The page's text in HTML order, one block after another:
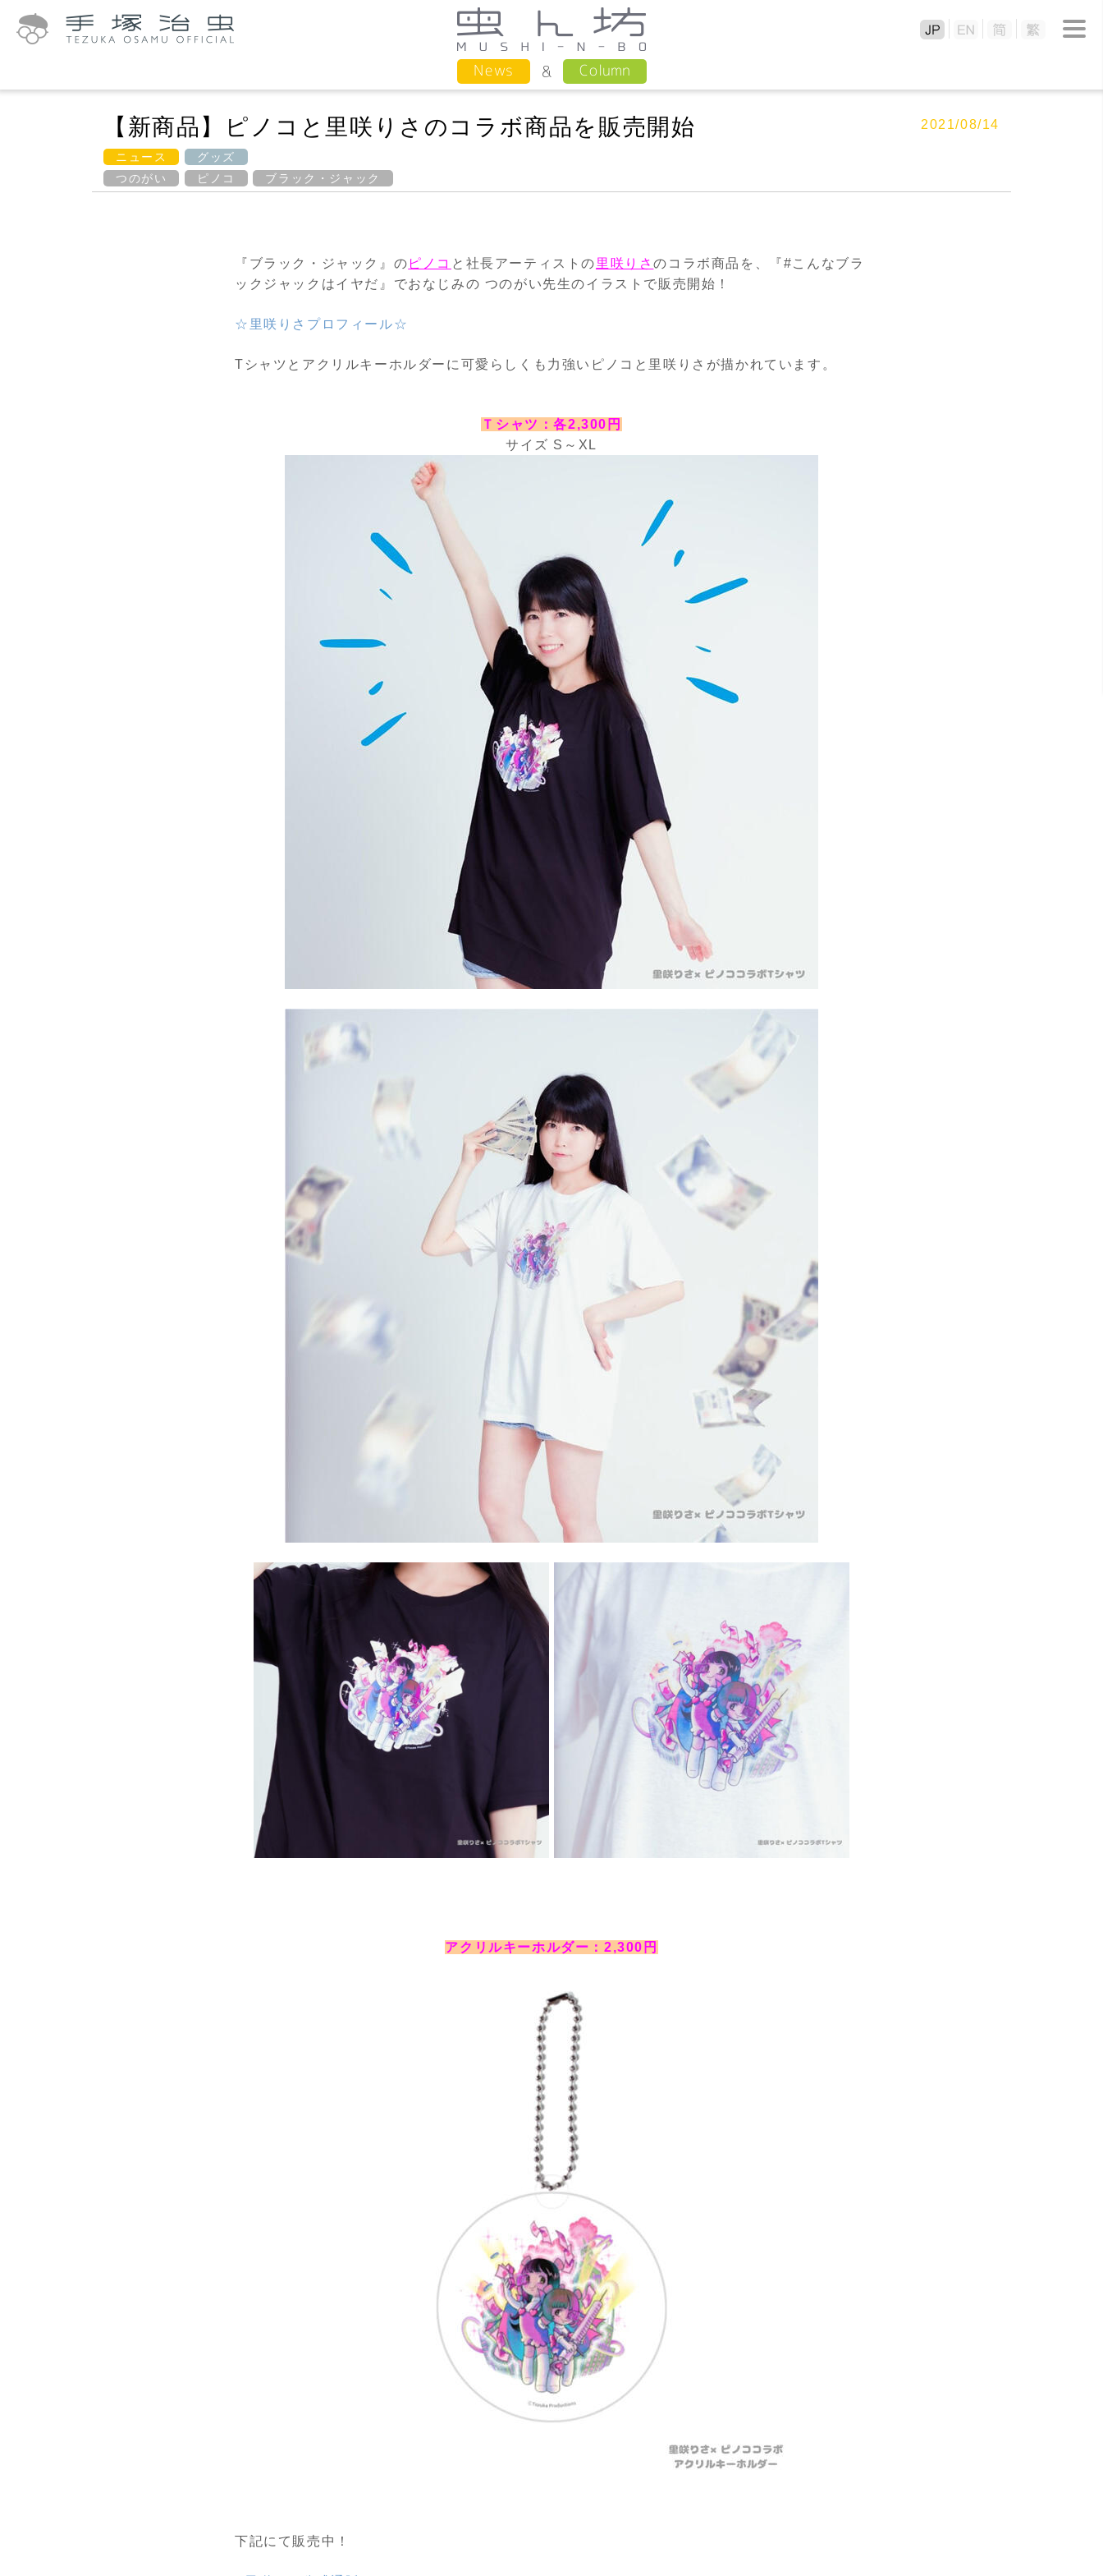
News Column
【新商品】ピノコと里咲りさのコラボ商品を販売開始
ニュース
グッズ
つのがい
ピノコ ブラック・ジャック
2021/08/14
『ブラック・ジャック』の ピノコ と社長アーティストの里咲りさのコラボ商品を、『#こんなブラ
ックジャックはイヤだ』でおなじみの つのがい先生のイラストで販売開始！
☆里咲りさプロフィール☆
Tシャツとアクリルキーホルダーに可愛らしくも力強いピノコと里咲りさが描かれています。
Ｔシャツ：各2,300円
サイズ S～XL
アクリルキーホルダー：2,300円
下記にて販売中！